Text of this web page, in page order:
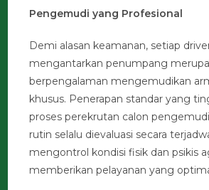
Pengemudi yang Profesional
Demi alasan keamanan, setiap
mengantarkan penumpang
berpengalaman mengemudikan
khusus. Penerapan standar yang
proses perekrutan calon
rutin selalu dievaluasi secara
mengontrol kondisi fisik dan psikis
memberikan pelayanan yang